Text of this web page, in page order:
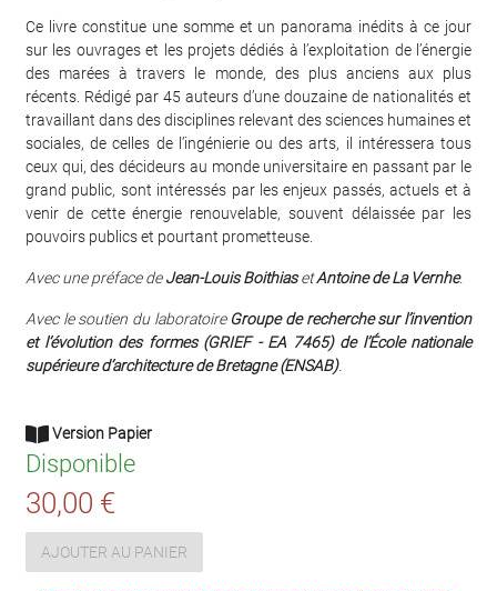
Ce livre constitue une somme et un panorama inédits à ce jour
sur les ouvrages et les projets dédiés à l’exploitation de l’énergie
des marées à travers le monde, des plus anciens aux plus
récents. Rédigé par 45 auteurs d’une douzaine de nationalités et
travaillant dans des disciplines relevant des sciences humaines et
sociales, de celles de l’ingénierie ou des arts, il intéressera tous
ceux qui, des décideurs au monde universitaire en passant par le
grand public, sont intéressés par les enjeux passés, actuels et à
venir de cette énergie renouvelable, souvent délaissée par les
pouvoirs publics et pourtant prometteuse.
Avec une préface deJean-Louis BoithiasetAntoine de La Vernhe.
Avec le soutien du laboratoire Groupe de recherche sur l’invention
et l’évolution des formes (GRIEF - EA 7465) de l’École nationale
supérieure d’architecture de Bretagne (ENSAB).
Version Papier
Disponible
30,00 €
AJOUTER AU PANIER